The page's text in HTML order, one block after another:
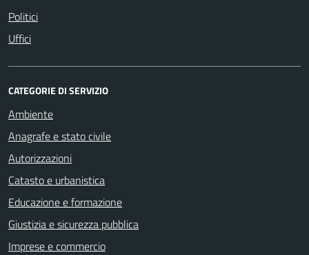
Politici
Uffici
CATEGORIE DI SERVIZIO
Ambiente
Anagrafe e stato civile
Autorizzazioni
Catasto e urbanistica
Educazione e formazione
Giustizia e sicurezza pubblica
Imprese e commercio